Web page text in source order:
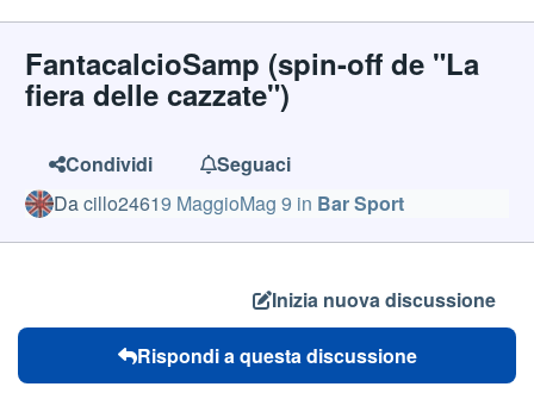
FantacalcioSamp (spin-off de "La
fiera delle cazzate")
Condividi
Seguaci
Dacillo24619 MaggioMag 9 in Bar Sport
Inizia nuova discussione
Rispondi a questa discussione